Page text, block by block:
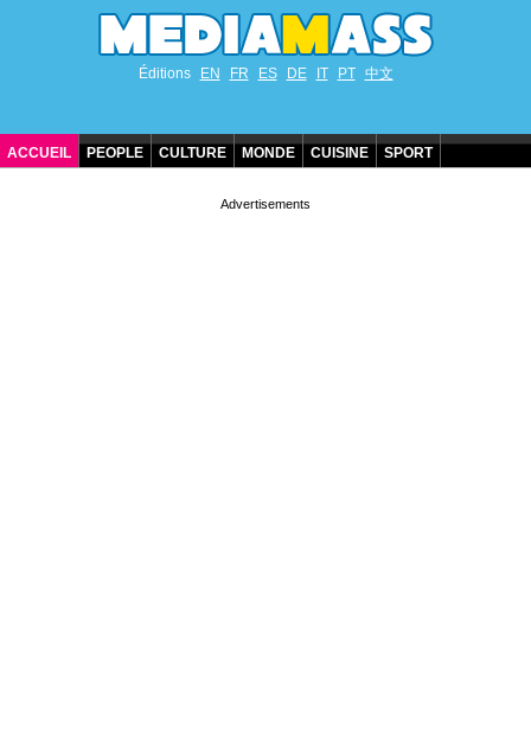
Éditions EN FR ES DE IT PT 中文
ACCUEIL PEOPLE CULTURE MONDE CUISINE SPORT